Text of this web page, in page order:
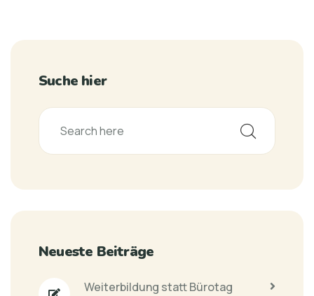
Suche hier
Neueste Beiträge
Weiterbildung statt Bürotag